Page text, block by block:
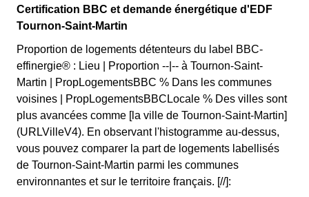
Certification BBC et demande énergétique d'EDF
Tournon-Saint-Martin
Proportion de logements détenteurs du label BBC-
effinergie® : Lieu | Proportion --|-- à Tournon-Saint-
Martin | PropLogementsBBC % Dans les communes
voisines | PropLogementsBBCLocale % Des villes sont
plus avancées comme [la ville de Tournon-Saint-Martin]
(URLVilleV4). En observant l'histogramme au-dessus,
vous pouvez comparer la part de logements labellisés
de Tournon-Saint-Martin parmi les communes
environnantes et sur le territoire français. [//]: